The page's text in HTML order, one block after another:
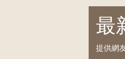
最
提供網